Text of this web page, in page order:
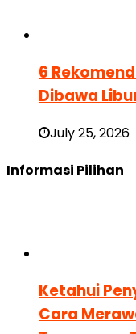
6
Dibawa
July 25, 2026
Informasi Pilihan
Ketahui
Cara